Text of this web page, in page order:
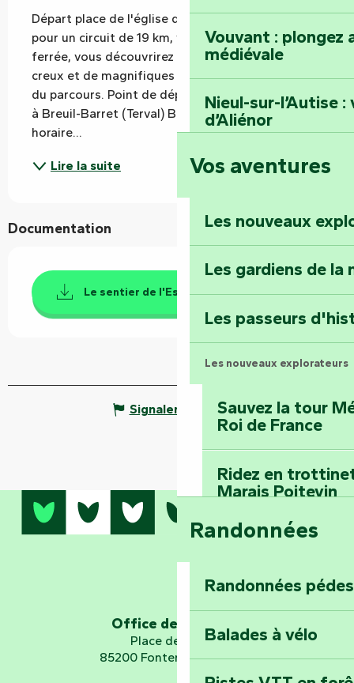
Vouvant : plongez
médiévale
Nieul-sur-l’Autise
d’Aliénor
Foussais-Payré :
Faymoreau :
épopée minière
Terre d’étoiles :
Vos aventures
Les nouveaux
Les gardiens de la
Les passeurs
Les nouveaux explorateurs
Sauvez la tour
Roi de France
Ridez en
Marais Poitevin
Embarquez pour
Explorez
d’orientation «
Randonnées
Randonnées
Balades à vélo
Départ place de l'église de Breuil-Barret (Terval)
pour un circuit de 19 km, vous longerez la voie
ferrée, vous découvrirez de nombreux chemins
creux et de magnifiques panoramas tout au long
du parcours. Point de départ : place Saint-Hilaire
à Breuil-Barret (Terval) Balisage : jaune - sens
horaire...
Lire la suite
Documentation
Le sentier de l'Escapade - PDF
Signaler une erreur
Office de tourisme
Place de Verdun
85200 Fontenay-le-Comte